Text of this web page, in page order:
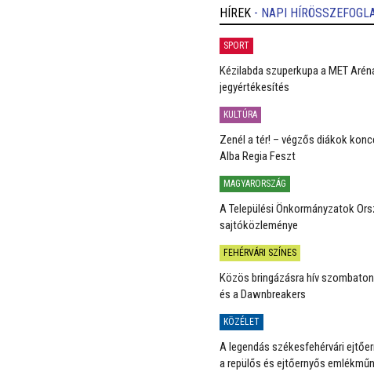
HÍREK - NAPI
SPORT
Kézilabda szuperkupa a MET
jegyértékesítés
KULTÚRA
Zenél a tér! – végzős diákok
Alba Regia Feszt
MAGYARORSZÁG
A Települési Önkormányzatok
sajtóközleménye
FEHÉRVÁRI SZÍNES
Közös bringázásra hív
és a Dawnbreakers
KÖZÉLET
A legendás székesfehérvári
a repülős és ejtőernyős